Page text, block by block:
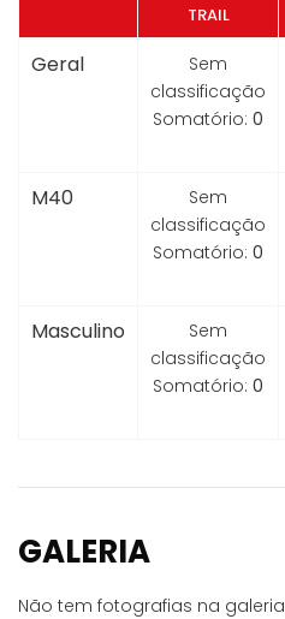
TRAIL
Geral
Sem
classificação
Somatório: 0
M40
Sem
classificação
Somatório: 0
Masculino
Sem
classificação
Somatório: 0
GALERIA
Não tem fotografias na galeria